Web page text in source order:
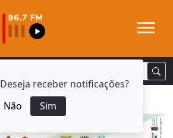
Deseja receber notificações?
Não
Sim